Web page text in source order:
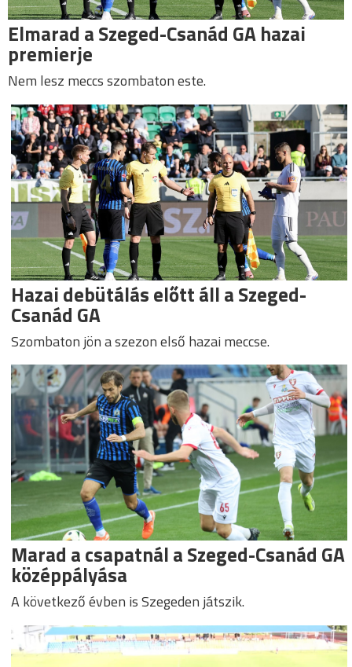
Elmarad a Szeged-Csanád GA hazai
premierje
Nem lesz meccs szombaton este.
Hazai debütálás előtt áll a Szeged-
Csanád GA
Szombaton jön a szezon első hazai meccse.
Marad a csapatnál a Szeged-Csanád GA
középpályása
A következő évben is Szegeden játszik.